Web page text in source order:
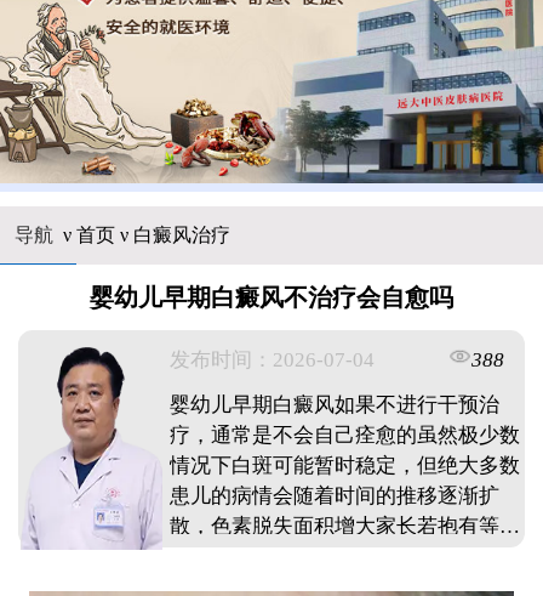
导航 ν 首页ν 白癜风治疗
婴幼儿早期白癜风不治疗会自愈吗
发布时间：2026-07-04
388
婴幼儿早期白癜风如果不进行干预治
疗，通常是不会自己痊愈的虽然极少数
情况下白斑可能暂时稳定，但绝大多数
患儿的病情会随着时间的推移逐渐扩
散，色素脱失面积增大家长若抱有等待
机，导致后续治疗难度增加发现宝宝皮